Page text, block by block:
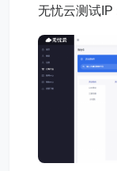
无忧云测试IP